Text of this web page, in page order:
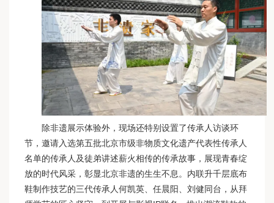
除非遗展示体验外，现场还特别设置了传承人访谈环
节，邀请入选第五批北京市级非物质文化遗产代表性传承人
名单的传承人及徒弟讲述薪火相传的传承故事，展现青春绽
放的时代风采，彰显北京非遗的生生不息。内联升千层底布
鞋制作技艺的三代传承人何凯英、任晨阳、刘健同台，从拜